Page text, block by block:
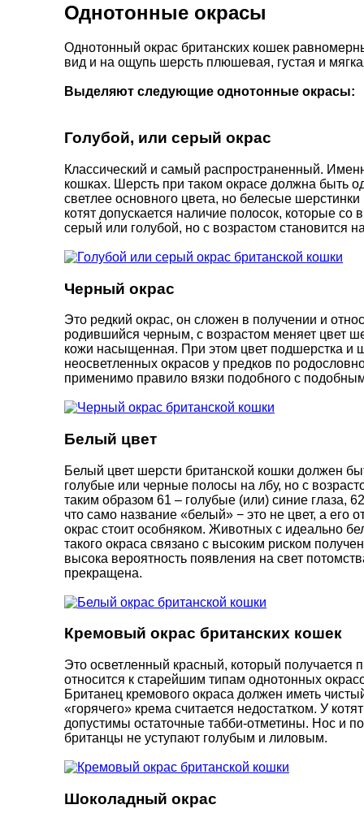
Однотонные окрасы
Однотонный окрас британских кошек
вид и на ощупь шерсть плюшевая, густая и
Выделяют следующие однотонные окрасы:
Голубой, или серый окрас
Классический и самый распространенный.
кошках. Шерсть при таком окрасе должна быть
светлее основного цвета, но белесые
котят допускается наличие полосок, которые
серый или голубой, но с возрастом становится
Черный окрас
Это редкий окрас, он сложен в получении и
родившийся черным, с возрастом меняет цвет
кожи насыщенная. При этом цвет подшерстка и
неосветленных окрасов у предков по
применимо правило вязки подобного с
Белый цвет
Белый цвет шерсти британской кошки должен
голубые или черные полосы на лбу, но с
таким образом 61 – голубые (или) синие глаза,
что само название «белый» − это не цвет, а его
окрас стоит особняком. Животных с идеально
такого окраса связано с высоким риском
высока вероятность появления на свет
прекращена.
Кремовый окрас британских кошек
Это осветленный красный, который получается
относится к старейшим типам однотонных
Британец кремового окраса должен иметь
«горячего» крема считается недостатком. У
допустимы остаточные табби-отметины. Нос и
британцы не уступают голубым и лиловым.
Шоколадный окрас